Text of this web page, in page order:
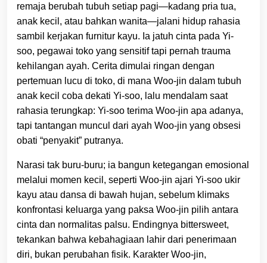
remaja berubah tubuh setiap pagi—kadang pria tua,
anak kecil, atau bahkan wanita—jalani hidup rahasia
sambil kerjakan furnitur kayu. Ia jatuh cinta pada Yi-
soo, pegawai toko yang sensitif tapi pernah trauma
kehilangan ayah. Cerita dimulai ringan dengan
pertemuan lucu di toko, di mana Woo-jin dalam tubuh
anak kecil coba dekati Yi-soo, lalu mendalam saat
rahasia terungkap: Yi-soo terima Woo-jin apa adanya,
tapi tantangan muncul dari ayah Woo-jin yang obsesi
obati “penyakit” putranya.
Narasi tak buru-buru; ia bangun ketegangan emosional
melalui momen kecil, seperti Woo-jin ajari Yi-soo ukir
kayu atau dansa di bawah hujan, sebelum klimaks
konfrontasi keluarga yang paksa Woo-jin pilih antara
cinta dan normalitas palsu. Endingnya bittersweet,
tekankan bahwa kebahagiaan lahir dari penerimaan
diri, bukan perubahan fisik. Karakter Woo-jin,